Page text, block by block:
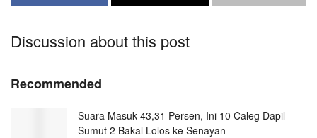
Discussion about this post
Recommended
Suara Masuk 43,31 Persen, Ini 10 Caleg Dapil
Sumut 2 Bakal Lolos ke Senayan